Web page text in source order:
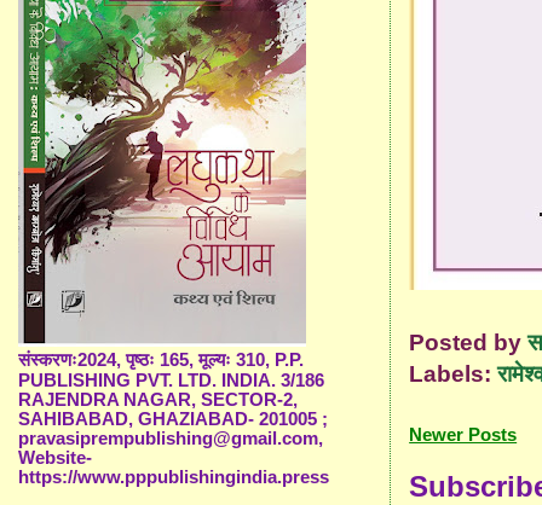
Posted by
Labels:
Newer Posts
संस्करणः2024, पृष्ठः 165, मूल्यः 310, P.P.
PUBLISHING PVT. LTD. INDIA. 3/186
RAJENDRA NAGAR, SECTOR-2,
SAHIBABAD, GHAZIABAD- 201005 ;
pravasiprempublishing@gmail.com,
Website-
https://www.pppublishingindia.press